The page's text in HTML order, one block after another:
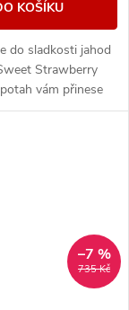
KOŠÍKU
do sladkosti jahod
Strawberry
vám přinese
jahod,
735 Kč
–7 %